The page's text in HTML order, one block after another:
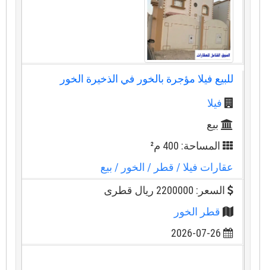
للبيع فيلا مؤجرة بالخور في الذخيرة الخور
فيلا
بيع
المساحة: 400 م²
عقارات فيلا/ قطر / الخور / بيع
السعر: 2200000 ريال قطرى
قطر الخور
2026-07-26